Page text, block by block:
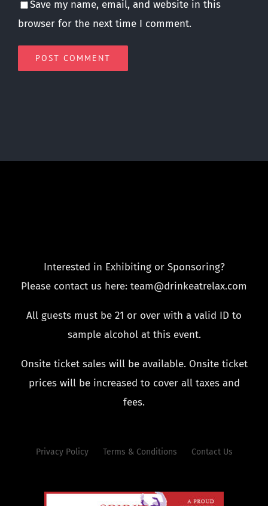
Save my name, email, and website in this
browser for the next time I comment.
Interested in Exhibiting or Sponsoring?
Please contact us here: team@drinkeatrelax.com
All guests must be 21 or over with a valid ID to
sample alcohol at this event.
Onsite ticket sales will be available. Onsite ticket
prices will be increased to cover all taxes and
fees.
Privacy Policy Terms & Conditions Contact Us